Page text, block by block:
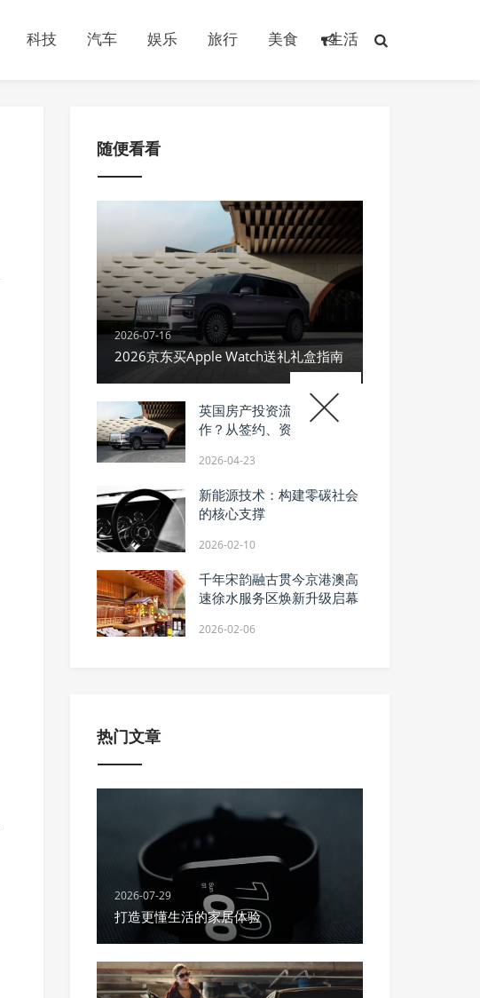
科技 汽车 娱乐 旅行 美食 生活
随便看看
2026-07-16
2026京东买Apple Watch送礼礼盒指南
英国房产投资流程如何操
作？从签约、资产管理到转
2026-04-23
新能源技术：构建零碳社会
的核心支撑
2026-02-10
千年宋韵融古贯今京港澳高
速徐水服务区焕新升级启幕
2026-02-06
热门文章
2026-07-29
打造更懂生活的家居体验